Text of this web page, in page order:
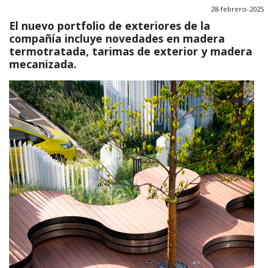
28-febrero-2025
El nuevo portfolio de exteriores de la
compañía incluye novedades en madera
termotratada, tarimas de exterior y madera
mecanizada.